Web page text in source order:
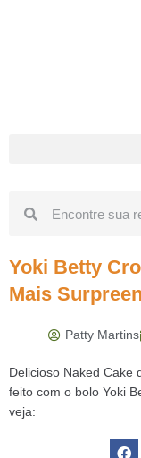
Yoki Betty
Mais
Patty Martins
Delicioso Naked Cake
feito com o bolo Yoki
veja: